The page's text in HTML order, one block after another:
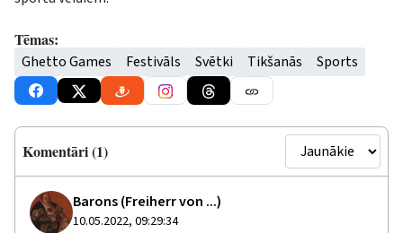
Tēmas:
Ghetto Games Festivāls Svētki Tikšanās Sports
Komentāri (1)
Barons (Freiherr von ...)
10.05.2022, 09:29:34